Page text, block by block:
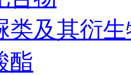
类及其衍
酯